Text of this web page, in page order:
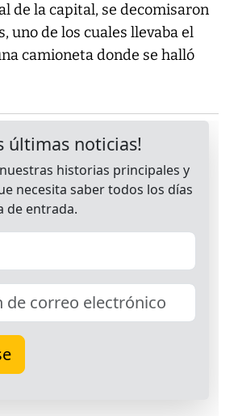
de la capital, se decomisaron
uno de los cuales llevaba el
camioneta donde se halló